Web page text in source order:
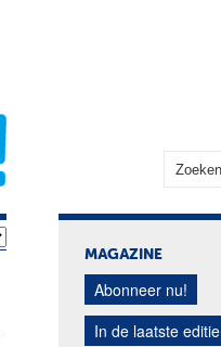
MAGAZINE
Abonneer nu!
In de laatste editie